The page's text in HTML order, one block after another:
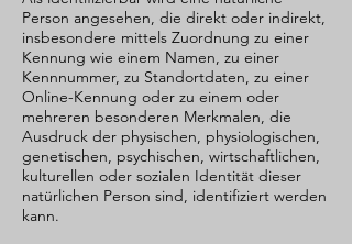
Person angesehen, die direkt oder indirekt,
insbesondere mittels Zuordnung zu einer
Kennung wie einem Namen, zu einer
Kennnummer, zu Standortdaten, zu einer
Online-Kennung oder zu einem oder
mehreren besonderen Merkmalen, die
Ausdruck der physischen, physiologischen,
genetischen, psychischen, wirtschaftlichen,
kulturellen oder sozialen Identität dieser
natürlichen Person sind, identifiziert werden
kann.